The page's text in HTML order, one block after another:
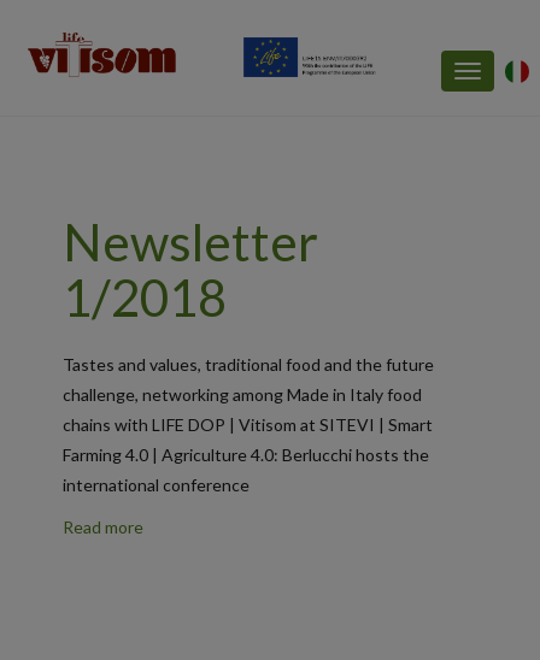
Toggle
Newsletter
1/2018
Tastes and values, traditional food and the future
challenge, networking among Made in Italy food
chains with LIFE DOP | Vitisom at SITEVI | Smart
Farming 4.0 | Agriculture 4.0: Berlucchi hosts the
international conference
Read more